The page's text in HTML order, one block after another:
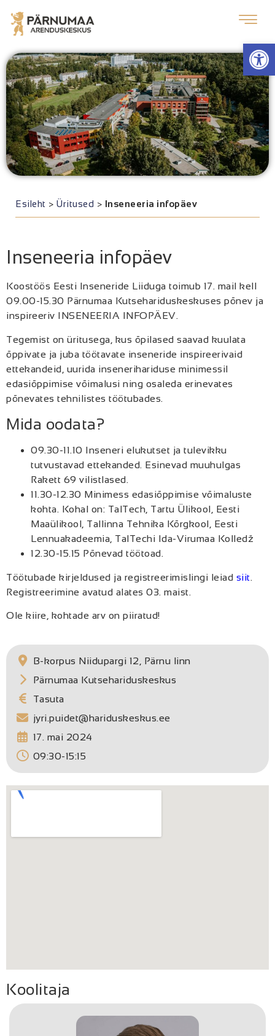
Esileht > Üritused > Inseneeria infopäev
Inseneeria infopäev
Koostöös Eesti Inseneride Liiduga toimub 17. mail kell
09.00-15.30 Pärnumaa Kutsehariduskeskuses põnev ja
inspireeriv INSENEERIA INFOPÄEV.
Tegemist on üritusega, kus õpilased saavad kuulata
õppivate ja juba töötavate inseneride inspireerivaid
ettekandeid, uurida insenerihariduse minimessil
edasiõppimise võimalusi ning osaleda erinevates
põnevates tehnilistes töötubades.
Mida oodata?
09.30-11.10 Inseneri elukutset ja tulevikku
tutvustavad ettekanded. Esinevad muuhulgas
Rakett 69 vilistlased.
11.30-12.30 Minimess edasiõppimise võimaluste
kohta. Kohal on: TalTech, Tartu Ülikool, Eesti
Maaülikool, Tallinna Tehnika Kõrgkool, Eesti
Lennuakadeemia, TalTechi Ida-Virumaa Kolledž
12.30-15.15 Põnevad töötoad.
Töötubade kirjeldused ja registreerimislingi leiad siit.
Registreerimine avatud alates 03. maist.
Ole kiire, kohtade arv on piiratud!
B-korpus Niidupargi 12, Pärnu linn
Pärnumaa Kutsehariduskeskus
Tasuta
jyri.puidet@hariduskeskus.ee
17. mai 2024
09:30-15:15
Koolitaja